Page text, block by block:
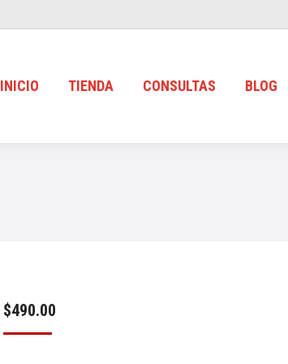
INICIO TIENDA CONSULTAS BLOG
$490.00